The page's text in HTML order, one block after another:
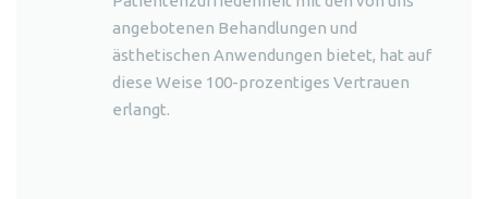
angebotenen Behandlungen und
ästhetischen Anwendungen bietet, hat auf
diese Weise 100-prozentiges Vertrauen
erlangt.